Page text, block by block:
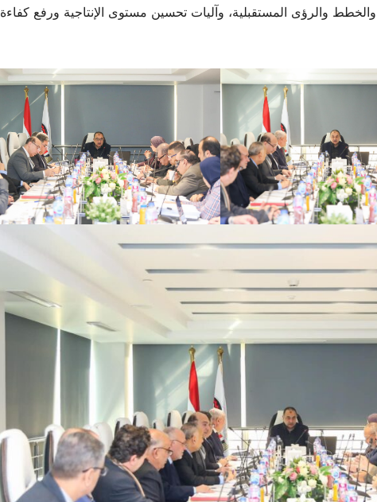
والرؤى المستقبلية، وآليات تحسين مستوى الإنتاجية ورفع كفاءة